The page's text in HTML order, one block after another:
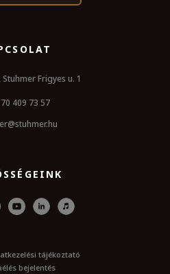
Frigyes u. 1
409 73 57
tájékoztató
bejelentés